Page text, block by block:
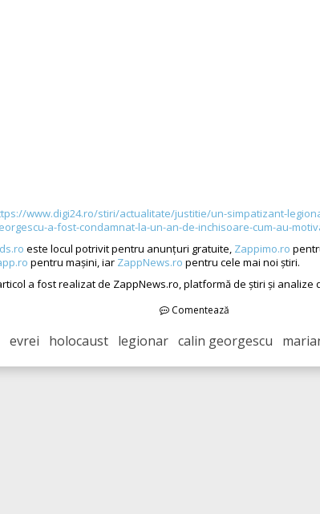
www.digi24.ro/stiri/actualitate/justitie/un-simpatizant-
a-fost-condamnat-la-un-an-de-inchisoare-cum-au-
este locul potrivit pentru anunțuri gratuite, Zappimo.ro
pentru mașini, iar ZappNews.ro pentru cele mai noi știri.
a fost realizat de ZappNews.ro, platformă de știri și analize
Comentează
evrei holocaust legionar calin georgescu